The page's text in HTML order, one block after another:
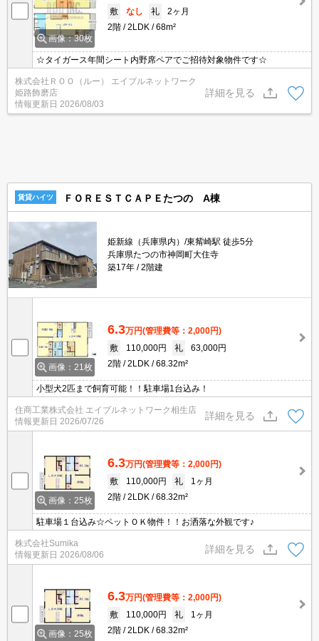
画像：30枚
敷
なし 礼
2ヶ月
2階
2LDK 68m²
☆タイガース年間シート内野席ペアでご招待対象物件です☆
株式会社ＲＯＯ（ルー） エイブルネットワーク
姫路飾磨店
情報更新日 2026/08/03
詳細を見る
賃貸ハイツ ＦＯＲＥＳＴＣＡＰＥたつの A棟
姫新線（兵庫県内）/東觜崎駅 徒歩5分
兵庫県たつの市神岡町大住寺
築17年
2階建
画像：21枚
6.3万円(管理費等：2,000円)
敷
110,000円 礼
63,000円
2階
2LDK 68.32m²
小型犬2匹まで飼育可能！！駐車場1台込み！
住商工業株式会社 エイブルネットワーク相生店
情報更新日 2026/07/26
詳細を見る
画像：25枚
6.3万円(管理費等：2,000円)
敷
110,000円 礼
1ヶ月
2階
2LDK 68.32m²
駐車場１台込み☆ペットＯＫ物件！！お洒落な外観です♪
株式会社Sumika
情報更新日 2026/08/06
詳細を見る
画像：25枚
6.3万円(管理費等：2,000円)
敷
110,000円 礼
1ヶ月
2階
2LDK 68.32m²